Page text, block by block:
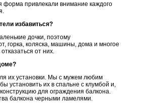
форма привлекали внимание каждого
избавиться?
дочки, поэтому
горка, коляска, машины, дома и многое
от них.
их установки. Мы с мужем любим
установить их в спальне с клумбой и,
для ограждения балкона.
балкона черными ламелями.